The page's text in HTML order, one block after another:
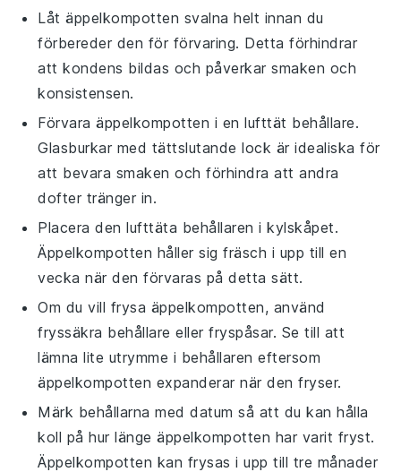
Låtäppelkompotten svalna helt innan du
förbereder den för förvaring. Detta förhindrar
att kondens bildas och påverkar smaken och
konsistensen.
Förvaraäppelkompotten i en lufttät behållare.
Glasburkar med tättslutande lock är idealiska för
att bevara smaken och förhindra att andra
dofter tränger in.
Placera den lufttäta behållaren i kylskåpet.
Äppelkompotten håller sig fräsch i upp till en
vecka när den förvaras på detta sätt.
Om du vill frysa äppelkompotten, använd
fryssäkra behållare eller fryspåsar. Se till att
lämna lite utrymme i behållaren eftersom
äppelkompotten expanderar när den fryser.
Märk behållarna med datum så att du kan hålla
koll på hur längeäppelkompotten har varit fryst.
Äppelkompotten kan frysas i upp till tre månader